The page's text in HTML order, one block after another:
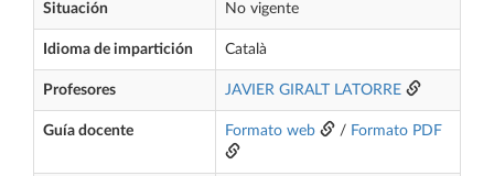
Situación No vigente
Idioma de impartición Català
Profesores JAVIER GIRALT LATORRE
Guía docente Formato web / Formato PDF